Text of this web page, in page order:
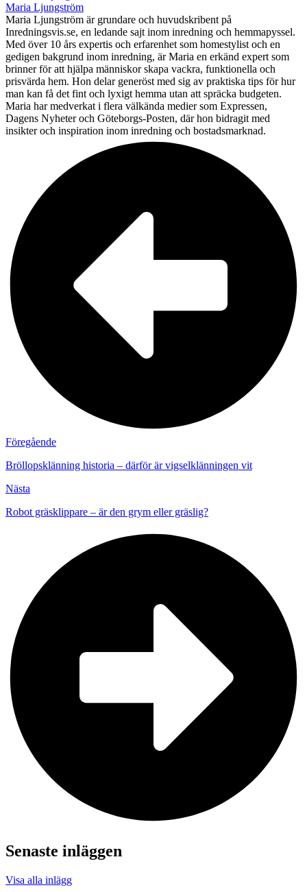
Maria Ljungström
Maria Ljungström är grundare och huvudskribent på
Inredningsvis.se, en ledande sajt inom inredning och hemmapyssel.
Med över 10 års expertis och erfarenhet som homestylist och en
gedigen bakgrund inom inredning, är Maria en erkänd expert som
brinner för att hjälpa människor skapa vackra, funktionella och
prisvärda hem. Hon delar generöst med sig av praktiska tips för hur
man kan få det fint och lyxigt hemma utan att spräcka budgeten.
Maria har medverkat i flera välkända medier som Expressen,
Dagens Nyheter och Göteborgs-Posten, där hon bidragit med
insikter och inspiration inom inredning och bostadsmarknad.
Föregående
Bröllopsklänning historia – därför är vigselklänningen vit
Nästa
Robot gräsklippare – är den grym eller gräslig?
Senaste inläggen
Visa alla inlägg